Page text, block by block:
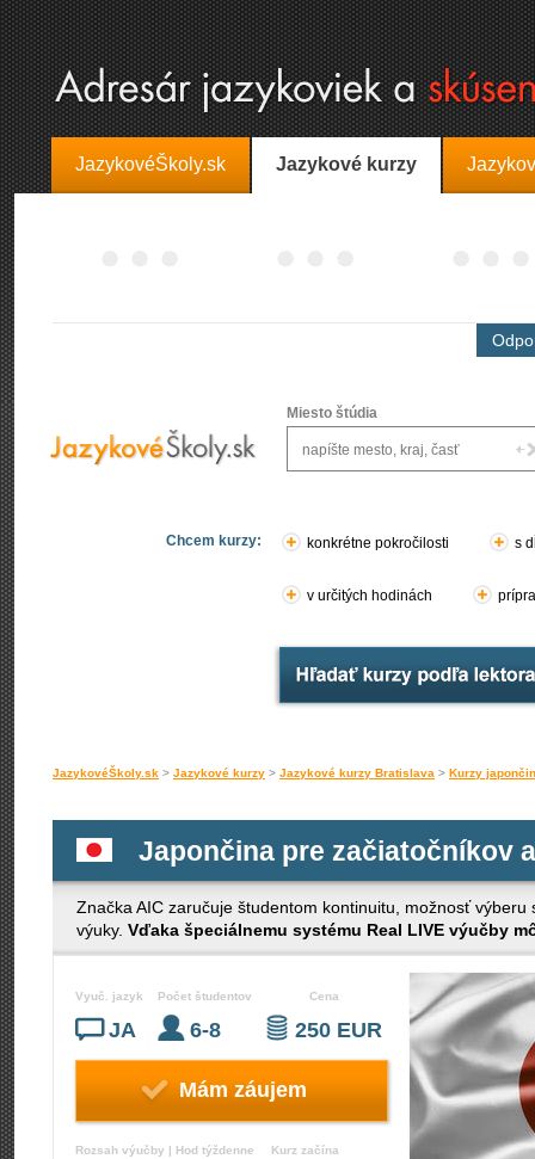
JazykovéŠkoly.sk Jazykové kurzy
Miesto štúdia
Chcem kurzy: konkrétne pokročilosti s
v určitých hodinách
JazykovéŠkoly.sk > Jazykové kurzy > Jazykové kurzy Bratislava > Kurzy
Japončina pre začiatočníkov
Značka AIC zaručuje študentom kontinuitu, možnosť
výuky. Vďaka špeciálnemu systému Real LIVE výučby
Vyuč. jazyk
JA
Počet študentov
6-8
Cena
250 EUR
Mám záujem
Rozsah výučby | Hod týždenne Kurz začína